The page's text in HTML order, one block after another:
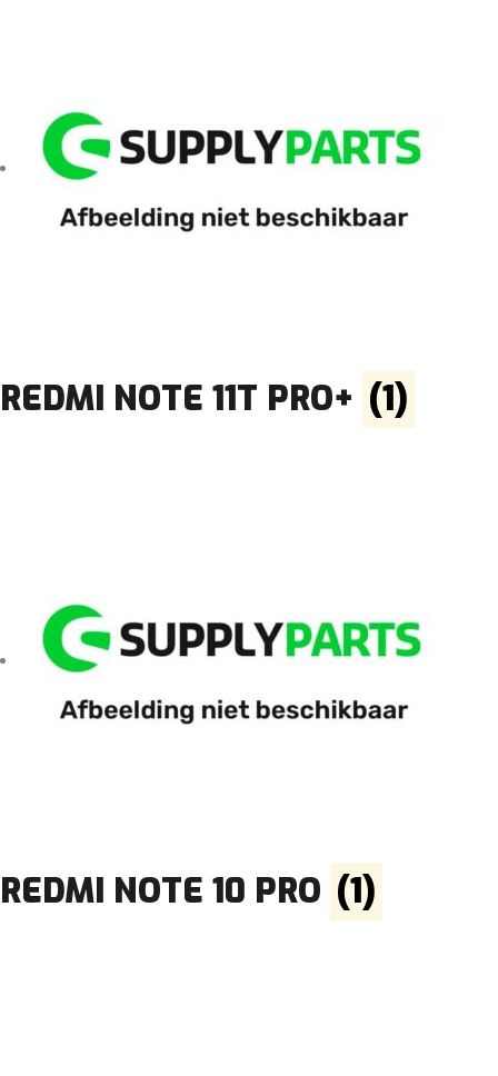
REDMI NOTE 11T PRO+ (1)
REDMI NOTE 10 PRO (1)